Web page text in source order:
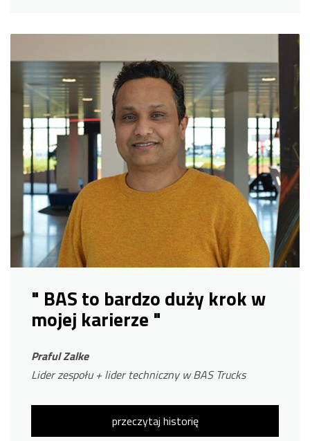
" BAS to bardzo duży krok w
mojej karierze "
Praful Zalke
Lider zespołu + lider techniczny w BAS Trucks
przeczytaj historię